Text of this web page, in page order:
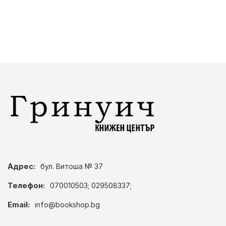
Адрес: бул. Витоша № 37
Телефон: 070010503; 029508337;
Email: info@bookshop.bg